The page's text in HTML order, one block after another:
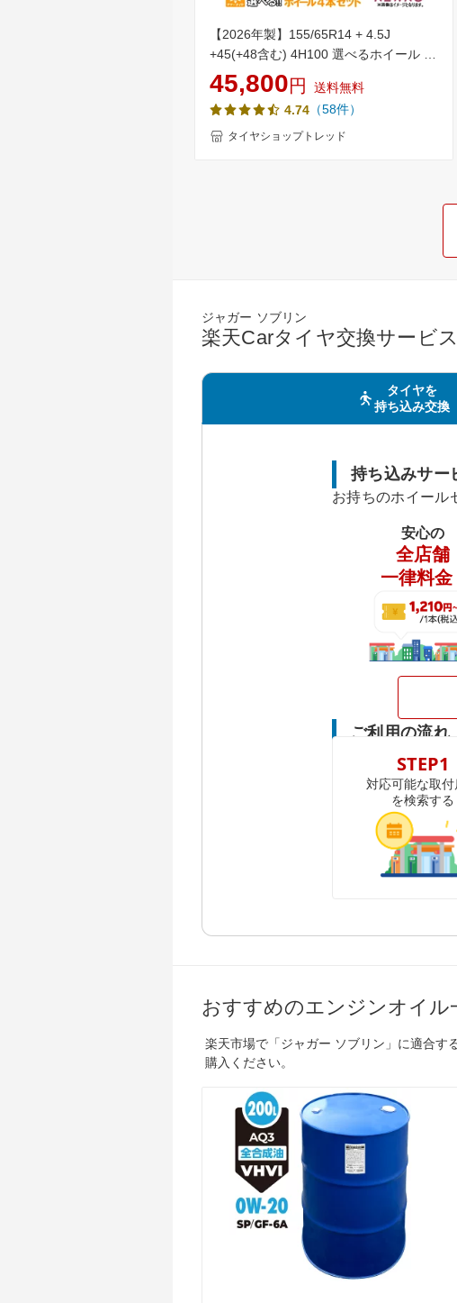
【2026年製】155/65R14 + 4.5J
+45(+48含む) 4H100 選べるホイール 4
本セット送料無料 低燃費 ブリヂストン
NEWNO(ニューノ) 新品 サマータイヤN-
BOX タント ワゴンR ムーブ スペーシア
等のドレスアップに軽自動車 14インチ
45,800円
送料無料
4.74 （58件）
タイヤショップトレッド
ジャガー ソブリン
楽天Carタイヤ交換サービス
タイヤを
持ち込み交換
持ち込みサー
お持ちのホイール
安心の
全店舗
一律料金
ご利用の流れ
STEP1
対応可能な取付
を検索する
おすすめのエンジンオイル
楽天市場で「ジャガー ソブリン」に適合す
購入ください。